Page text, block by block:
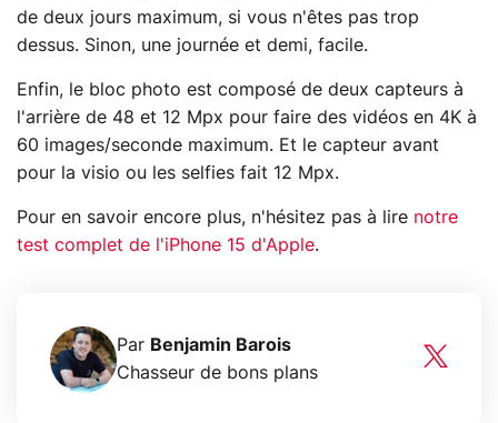
de deux jours maximum, si vous n'êtes pas trop
dessus. Sinon, une journée et demi, facile.
Enfin, le bloc photo est composé de deux capteurs à
l'arrière de 48 et 12 Mpx pour faire des vidéos en 4K à
60 images/seconde maximum. Et le capteur avant
pour la visio ou les selfies fait 12 Mpx.
Pour en savoir encore plus, n'hésitez pas à lire notre
test complet de l'iPhone 15 d'Apple.
Par Benjamin Barois
Chasseur de bons plans